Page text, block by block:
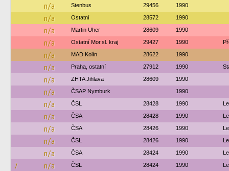
n/a Stenbus 29456 1990
n/a Ostatní 28572 1990
n/a Martin Uher 28609 1990
n/a Ostatní Mor.sl. kraj 29427 1990
n/a MAD Kolín 28622 1990
n/a Praha, ostatní 27912 1990
n/a ZHTA Jihlava 28609 1990
n/a ČSAP Nymburk 1990
n/a ČSL 28428 1990
n/a ČSA 28428 1990
n/a ČSA 28426 1990
n/a ČSL 28426 1990
n/a ČSA 28424 1990
7 n/a ČSL 28424 1990